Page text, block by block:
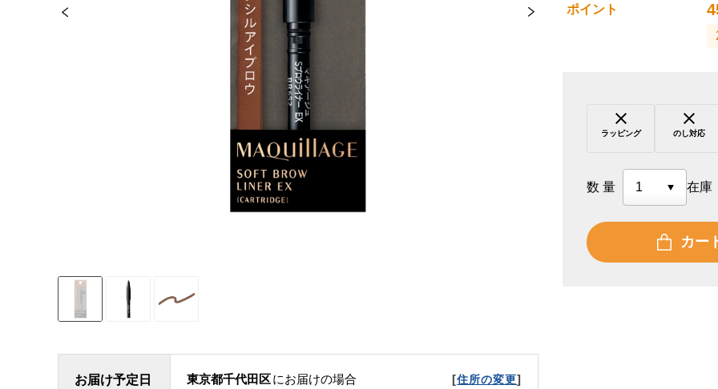
お届け予定日 東京都千代田区にお届けの場合 [住所の変更]
ポイント
ラッピング のし対応
数量 在庫
カー